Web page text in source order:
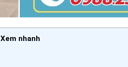
Xem nhanh